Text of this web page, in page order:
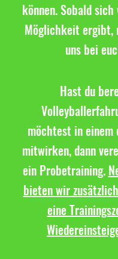
können. Sobald
Möglichkeit ergibt,
uns bei
Hast du
möchtest in einem
mitwirken, dann
ein Probetraining.
bieten wir
eine